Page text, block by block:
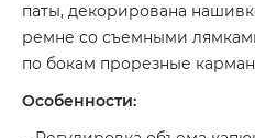
паты, декорирована
ремне со съемными
по бокам прорезные
Особенности: